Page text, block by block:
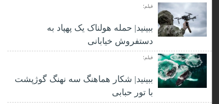
فیلم؛
ببینید| حمله هولناک یک پهپاد به
دستفروش خیابانی
فیلم؛
ببینید| شکار هماهنگ سه نهنگ گوژپشت
با تور حبابی